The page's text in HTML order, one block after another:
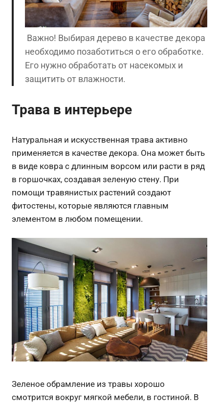
Важно! Выбирая дерево в качестве декора
необходимо позаботиться о его обработке.
Его нужно обработать от насекомых и
защитить от влажности.
Трава в интерьере
Натуральная и искусственная трава активно
применяется в качестве декора. Она может быть
в виде ковра с длинным ворсом или расти в ряд
в горшочках, создавая зеленую стену. При
помощи травянистых растений создают
фитостены, которые являются главным
элементом в любом помещении.
Зеленое обрамление из травы хорошо
смотрится вокруг мягкой мебели, в гостиной. В